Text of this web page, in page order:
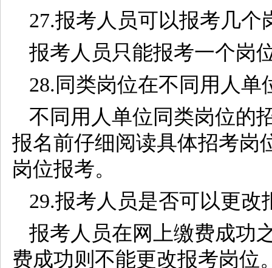
27.报考人员可以报考几个
报考人员只能报考一个岗
28.同类岗位在不同用人
不同用人单位同类岗位的
报名前仔细阅读具体招考岗
岗位报考。
29.报考人员是否可以更改
报考人员在网上缴费成功
费成功则不能更改报考岗位